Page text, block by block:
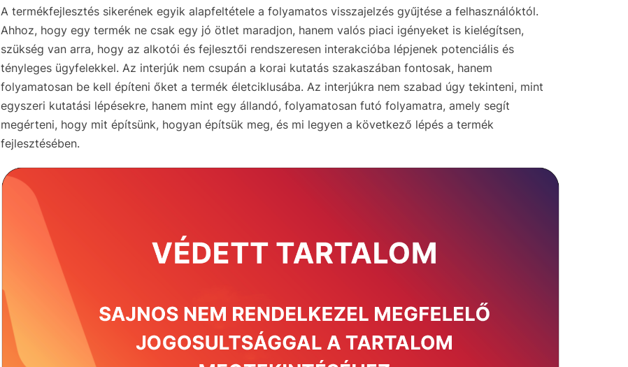
A termékfejlesztés sikerének egyik alapfeltétele a folyamatos visszajelzés gyűjtése a felhasználóktól.
Ahhoz, hogy egy termék ne csak egy jó ötlet maradjon, hanem valós piaci igényeket is kielégítsen,
szükség van arra, hogy az alkotói és fejlesztői rendszeresen interakcióba lépjenek potenciális és
tényleges ügyfelekkel. Az interjúk nem csupán a korai kutatás szakaszában fontosak, hanem
folyamatosan be kell építeni őket a termék életciklusába. Az interjúkra nem szabad úgy tekinteni, mint
egyszeri kutatási lépésekre, hanem mint egy állandó, folyamatosan futó folyamatra, amely segít
megérteni, hogy mit építsünk, hogyan építsük meg, és mi legyen a következő lépés a termék
fejlesztésében.